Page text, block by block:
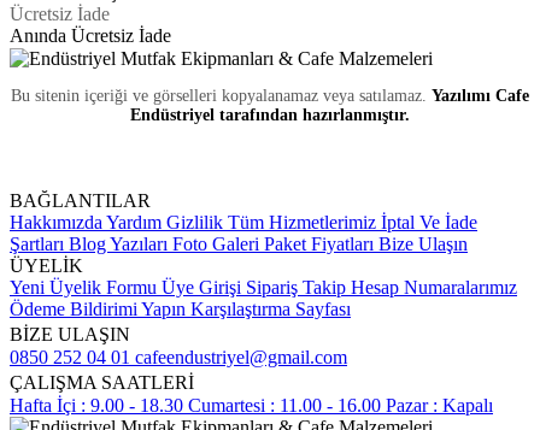
Ücretsiz İade
Anında Ücretsiz İade
Bu sitenin içeriği ve görselleri kopyalanamaz veya satılamaz. Yazılımı Cafe
Endüstriyel tarafından hazırlanmıştır.
BAĞLANTILAR
Hakkımızda Yardım Gizlilik Tüm Hizmetlerimiz İptal Ve İade
Şartları Blog Yazıları Foto Galeri Paket Fiyatları Bize Ulaşın
ÜYELİK
Yeni Üyelik Formu Üye Girişi Sipariş Takip Hesap Numaralarımız
Ödeme Bildirimi Yapın Karşılaştırma Sayfası
BİZE ULAŞIN
0850 252 04 01 cafeendustriyel@gmail.com
ÇALIŞMA SAATLERİ
Hafta İçi : 9.00 - 18.30 Cumartesi : 11.00 - 16.00 Pazar : Kapalı